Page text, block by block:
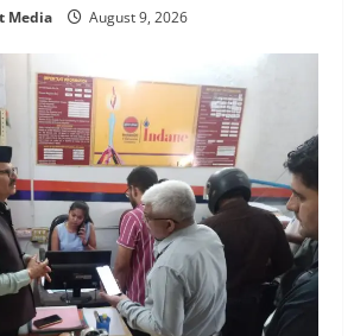
Media August 9, 2026